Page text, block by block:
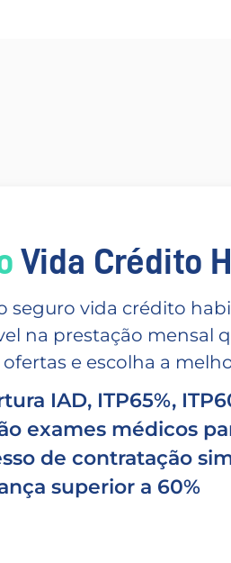
Vida Crédito
seguro vida crédito
na prestação mensal
e escolha a
IAD, ITP65%,
exames médicos
de contratação
superior a 60%